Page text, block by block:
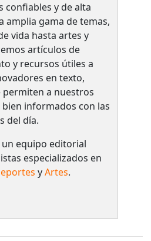
y de alta
amplia gama de temas,
vida hasta artes y
artículos de
y recursos útiles a
en texto,
permiten a nuestros
informados con las
del día.
equipo editorial
especializados en
yArtes.